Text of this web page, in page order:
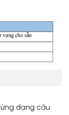
dạng câu